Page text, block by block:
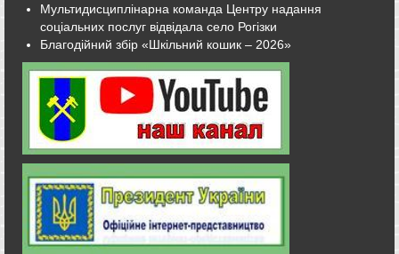
Мультидисциплінарна команда Центру надання
соціальних послуг відвідала село Рогізки
Благодійний збір «Шкільний кошик – 2026»